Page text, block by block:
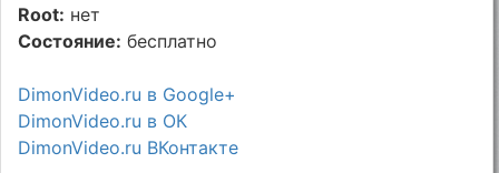
Root: нет
Состояние: бесплатно
DimonVideo.ru в Google+
DimonVideo.ru в ОК
DimonVideo.ru ВКонтакте